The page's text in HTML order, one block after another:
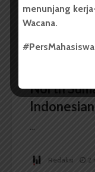
FIB USU
North
...
Redaksi 2
menunjang
Wacana.